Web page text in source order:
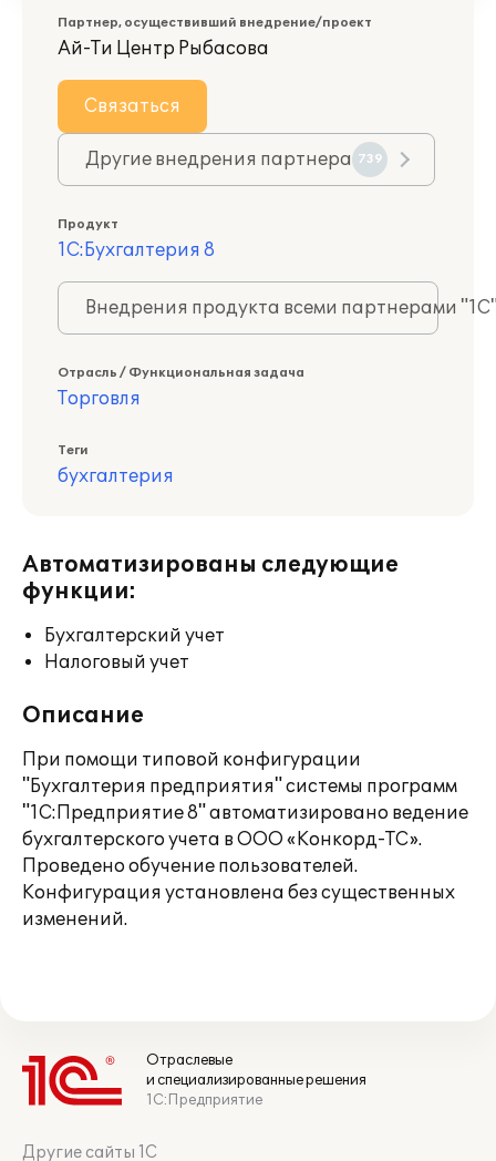
Партнер, осуществивший внедрение/проект
Ай-Ти Центр Рыбасова
Связаться
Другие внедрения партнера 739
Продукт
1С:Бухгалтерия 8
Внедрения продукта всеми партнерами
Отрасль / Функциональная задача
Торговля
Теги
бухгалтерия
Автоматизированы следующие
функции:
Бухгалтерский учет
Налоговый учет
Описание
При помощи типовой конфигурации
"Бухгалтерия предприятия" системы программ
"1С:Предприятие 8" автоматизировано ведение
бухгалтерского учета в ООО «Конкорд-ТС».
Проведено обучение пользователей.
Конфигурация установлена без существенных
изменений.
Отраслевые
и специализированные решения
1С:Предприятие
Другие сайты 1С